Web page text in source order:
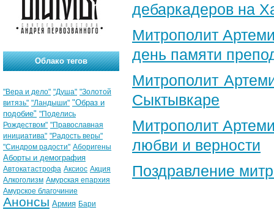
дебаркадеров на
Митрополит
день памяти
Митрополит
Сыктывкаре
Митрополит
любви и верности
Поздравление​
Облако тегов
"Вера и дело" "Душа" "Золотой
витязь" "Ландыши" "Образ и
подобие" "Поделись
Рождеством" "Православная
инициатива" "Радость веры"
"Синдром радости" Аборигены
Аборты и демография
Автокатастрофа Аксиос Акция
Алкоголизм Амурская епархия
Амурское благочиние
Анонсы Армия Бари